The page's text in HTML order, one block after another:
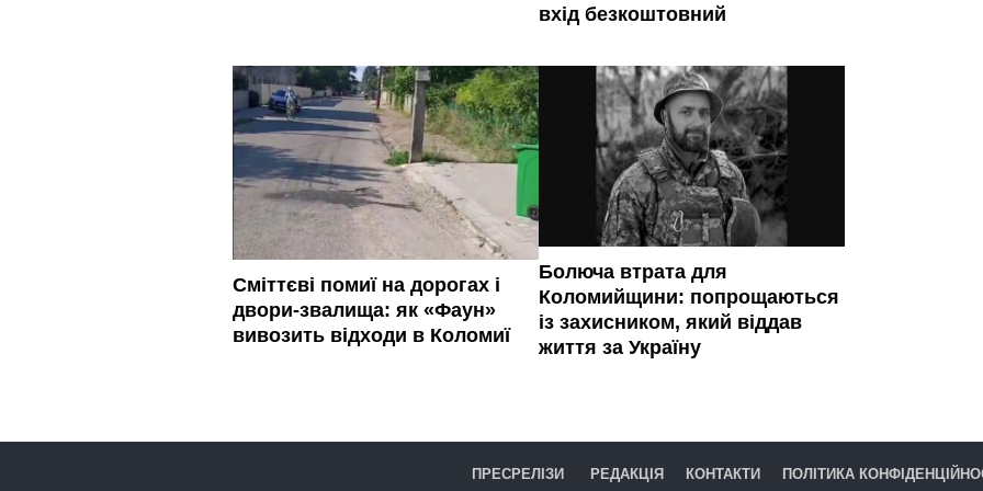
вхід безкоштовний
Сміттєві помиї на дорогах і
двори-звалища: як «Фаун»
вивозить відходи в Коломиї
Болюча втрата для
Коломийщини: попрощаються
із захисником, який віддав
життя за Україну
ПРЕСРЕЛІЗИ РЕДАКЦІЯ КОНТАКТИ ПОЛІТИКА